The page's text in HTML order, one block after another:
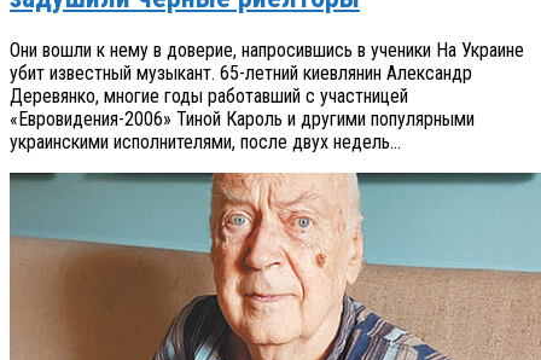
Они вошли к нему в доверие, напросившись в ученики На Украине
убит известный музыкант. 65-летний киевлянин Александр
Деревянко, многие годы работавший с участницей
«Евровидения-2006» Тиной Кароль и другими популярными
украинскими исполнителями, после двух недель...